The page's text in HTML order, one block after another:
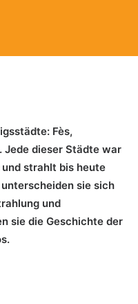
Fès,
Jede dieser Städte war
strahlt bis heute
sie sich
und
sie die Geschichte der